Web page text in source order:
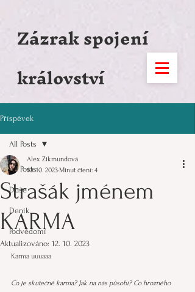
Zázrak spojení
království
Příspěvek
All Posts
Duše
Deník
Podvědomí
All Posts
Strašák jménem
KARMA
Alex Zikmundová
10. 10. 2023Minut čtení: 4
Aktualizováno: 12. 10. 2023
Karma uuuaaa
Co je skutečně karma? Jak na nás působí? Co hrozného